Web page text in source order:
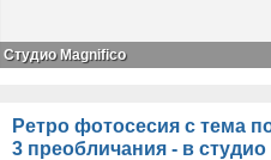
Студио Magnifico
Ретро фотосесия с тема
3 преобличания - в